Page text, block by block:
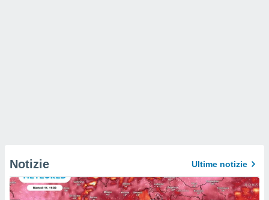
Notizie Ultime notizie